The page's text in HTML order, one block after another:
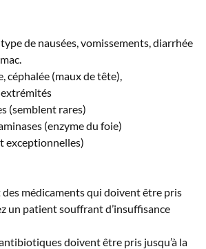
de nausées, vomissements, diarrhée
céphalée (maux de tête),
(semblent rares)
(enzyme du foie)
exceptionnelles)
des médicaments qui doivent être pris
un patient souffrant d’insuffisance
doivent être pris jusqu’à la